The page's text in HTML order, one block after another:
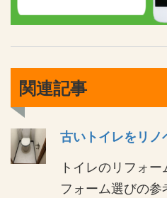
関連記事
古いトイレをリノ
トイレのリフォ
フォーム選びの